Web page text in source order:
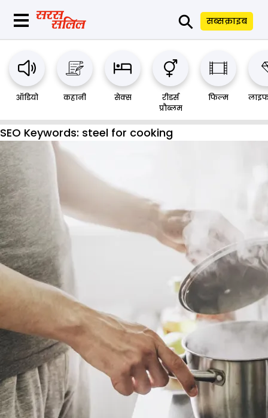
⚲ सब्सक्राइब
ऑडियो कहानी सेक्स
रीडर्स
प्रौब्लम
फिल्म
SEO Keywords: steel for cooking